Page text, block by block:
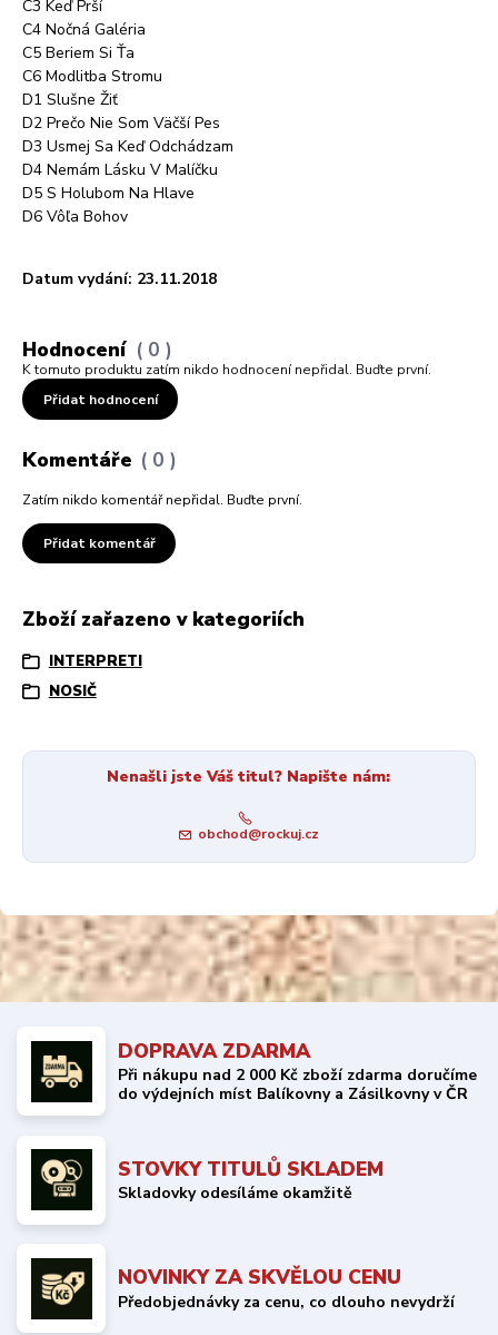
C3 Keď Prší
C4 Nočná Galéria
C5 Beriem Si Ťa
C6 Modlitba Stromu
D1 Slušne Žiť
D2 Prečo Nie Som Väčší Pes
D3 Usmej Sa Keď Odchádzam
D4 Nemám Lásku V Malíčku
D5 S Holubom Na Hlave
D6 Vôľa Bohov
Datum vydání: 23.11.2018
Hodnocení 0
K tomuto produktu zatím nikdo hodnocení nepřidal. Buďte první.
Přidat hodnocení
Komentáře 0
Zatím nikdo komentář nepřidal. Buďte první.
Přidat komentář
Zboží zařazeno v kategoriích
INTERPRETI
NOSIČ
Nenašli jste Váš titul? Napište nám:
obchod@rockuj.cz
DOPRAVA ZDARMA
Při nákupu nad 2 000 Kč zboží zdarma doručíme
do výdejních míst Balíkovny a Zásilkovny v ČR
STOVKY TITULŮ SKLADEM
Skladovky odesíláme okamžitě
NOVINKY ZA SKVĚLOU CENU
Předobjednávky za cenu, co dlouho nevydrží